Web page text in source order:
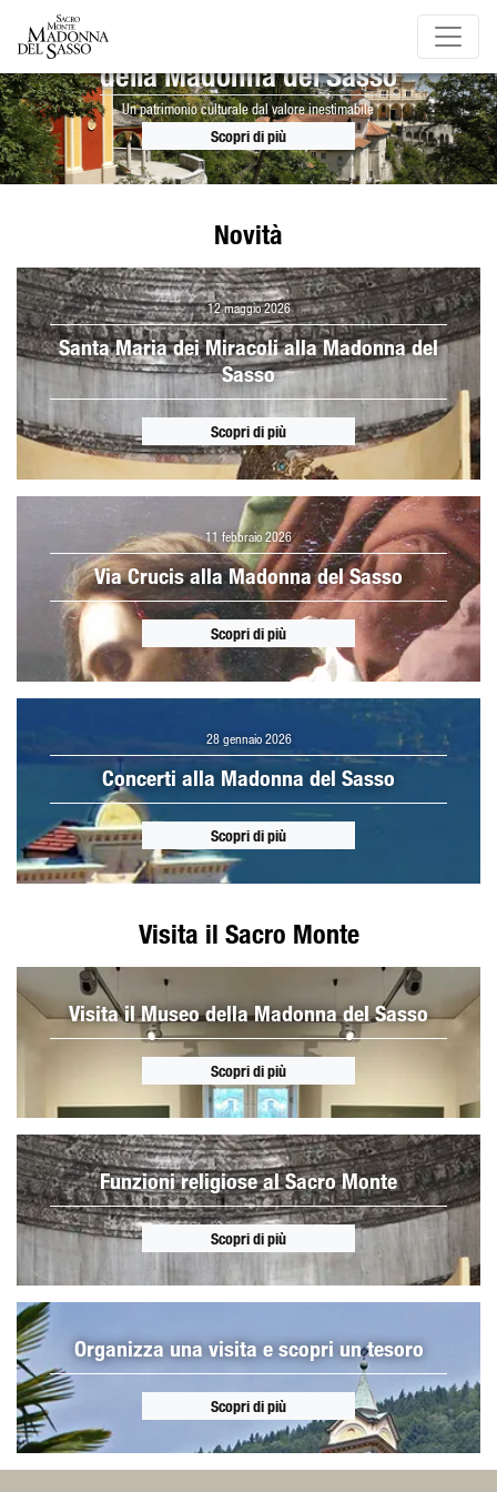
della Madonna del Sasso
Un patrimonio culturale dal valore inestimabile
Scopri di più
Novità
12 maggio 2026
Santa Maria dei Miracoli alla Madonna del
Sasso
Scopri di più
11 febbraio 2026
Via Crucis alla Madonna del Sasso
Scopri di più
28 gennaio 2026
Concerti alla Madonna del Sasso
Scopri di più
Visita il Sacro Monte
Visita il Museo della Madonna del Sasso
Scopri di più
Funzioni religiose al Sacro Monte
Scopri di più
Organizza una visita e scopri un tesoro
Scopri di più